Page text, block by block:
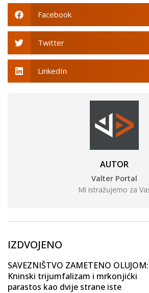
Facebook
Twitter
LinkedIn
AUTOR
Valter Portal
Mi istražujemo za
IZDVOJENO
SAVEZNIŠTVO ZAMETENO OLUJOM:
Kninski trijumfalizam i mrkonjićki
parastos kao dvije strane iste